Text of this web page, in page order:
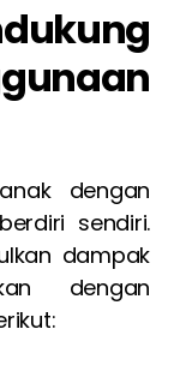
dengan
sendiri.
dampak
dengan